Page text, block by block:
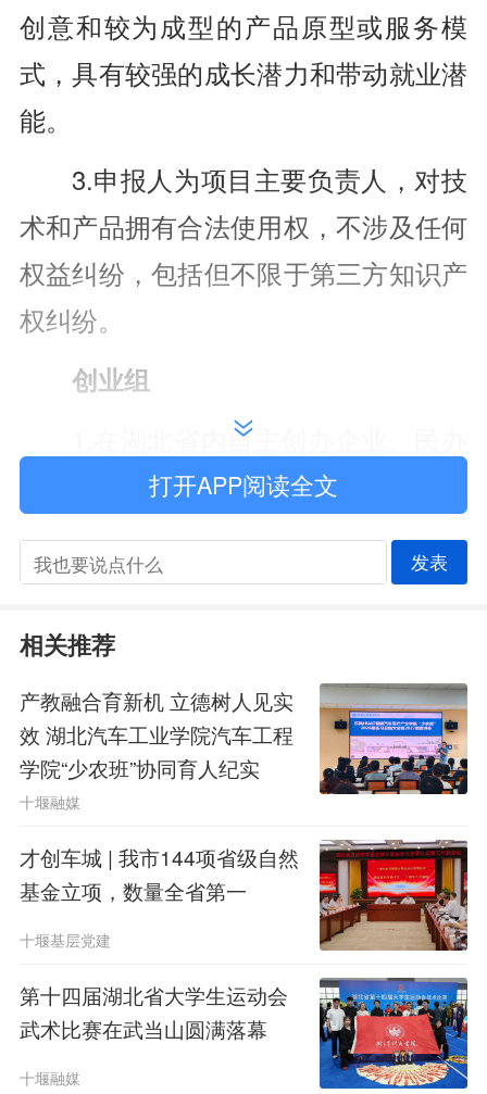
创意和较为成型的产品原型或服务模
式，具有较强的成长潜力和带动就业潜
能。
3.申报人为项目主要负责人，对技
术和产品拥有合法使用权，不涉及任何
权益纠纷，包括但不限于第三方知识产
权纠纷。
创业组
1.在湖北省内自主创办企业、民办
非企业单位、农民专业合作社或从事个
体经营等，依法登记注册，且登记注册
时间在2025年10月1日前。
2.申报人必须是法定代表人(个体工
商户经营者)，且自公司(民办非企业单
位、个体工商户、农民专业合作社等，
下同)登记注册之日起即为法定代表人
3.2025年10月1日至2026年拟扶持
项目省级公示截止日，公司名称、法定
代表人(个体工商户经营者)未发生变
更，且申报人出资(或持股)占比不低于
30%。
打开APP阅读全文
发表
相关推荐
产教融合育新机 立德树人见实
效 湖北汽车工业学院汽车工程
学院“少农班”协同育人纪实
十堰融媒
才创车城 | 我市144项省级自然
基金立项，数量全省第一
十堰基层党建
第十四届湖北省大学生运动会
武术比赛在武当山圆满落幕
十堰融媒